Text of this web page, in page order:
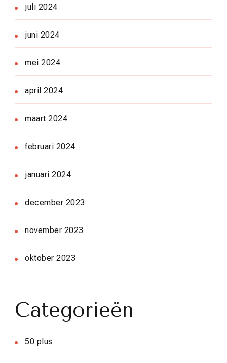
juli 2024
juni 2024
mei 2024
april 2024
maart 2024
februari 2024
januari 2024
december 2023
november 2023
oktober 2023
Categorieën
50 plus